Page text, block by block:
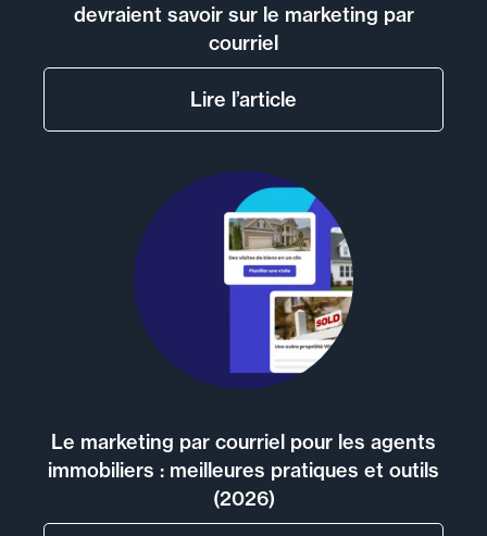
devraient savoir sur le marketing par
courriel
Lire l’article
Le marketing par courriel pour les agents
immobiliers : meilleures pratiques et outils
(2026)